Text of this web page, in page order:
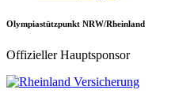
Olympiastützpunkt NRW/Rheinland
Offizieller Hauptsponsor